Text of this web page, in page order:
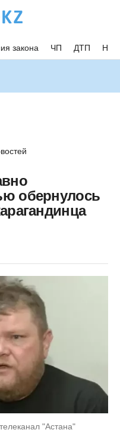
закона ЧП ДТП
обернулось
"Астана"